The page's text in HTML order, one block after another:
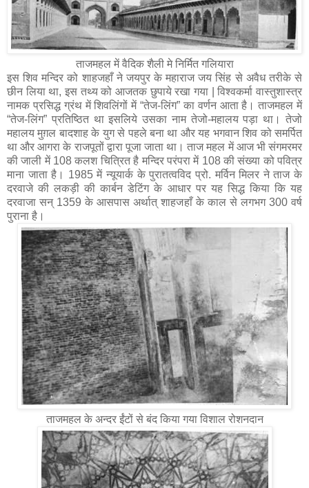
ताजमहल में वैदिक शैली मे निर्मित गलियारा
इस शिव मन्दिर को शाहजहाँ ने जयपुर के महाराज जय सिंह से अवैध तरीके से
छीन लिया था, इस तथ्य को आजतक छुपाये रखा गया | विश्वकर्मा वास्तुशास्त्र
नामक प्रसिद्ध ग्रंथ में शिवलिंगों में “तेज-लिंग” का वर्णन आता है। ताजमहल में
“तेज-लिंग” प्रतिष्ठित था इसलिये उसका नाम तेजो-महालय पड़ा था। तेजो
महालय मुग़ल बादशाह के युग से पहले बना था और यह भगवान शिव को समर्पित
था और आगरा के राजपूतों द्वारा पूजा जाता था। ताज महल में आज भी संगमरमर
की जाली में 108 कलश चित्रित है मन्दिर परंपरा में 108 की संख्या को पवित्र
माना जाता है। 1985 में न्यूयार्क के पुरातत्वविद प्रो. मर्विन मिलर ने ताज के
दरवाजे की लकड़ी की कार्बन डेटिंग के आधार पर यह सिद्ध किया कि यह
दरवाजा सन् 1359 के आसपास अर्थात् शाहजहाँ के काल से लगभग 300 वर्ष
पुराना है।
ताजमहल के अन्दर ईंटों से बंद किया गया विशाल रोशनदान